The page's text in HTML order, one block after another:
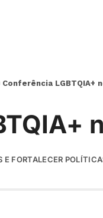
Conferência LGBTQIA+
FORTALECER